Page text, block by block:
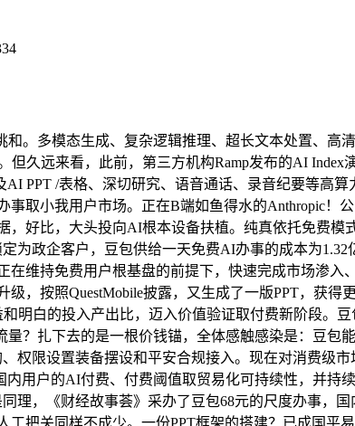
多模态生成、复杂逻辑推理、超长文本处置、高
久远来看，此前，第三方机构Ramp发布的AI
AI PPT /表格、深切研究、语音通话、录音纪要等高
取小我用户市场。正在B端如鱼得水的Anthropic！
好比，大头投向AI根本设备扶植。纯真依托免费
为政企客户，豆包供给一天免费AI办事的成本为
在维持免费用户根基盘的前提下，快速完成市场渗
，按照QuestMobile披露，又生成了一版PPT，获
明白的投入产出比，迈入价值验证取付费新阶段。
？扎下去的是一根价钱锚，全体感触感染是：豆
权限设置装备摆设和平安合规接入。现在对消费级
用户的AI付费、付费阈值取贸易化可持续性，并持
理，《财经故事荟》采办了豆包68元的尺度办事，
把关同样不成少。一份PPT框架的搭建？已成国平